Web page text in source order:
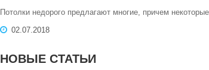
Потолки недорого предлагают многие, причем
02.07.2018
НОВЫЕ СТАТЬИ